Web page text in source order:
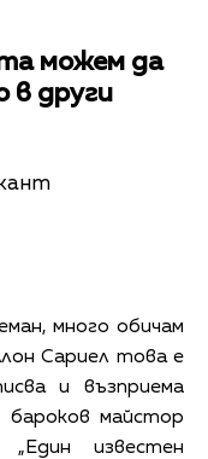
можем да
в други
много обичам
Сариел това е
и възприема
бароков майстор
известен